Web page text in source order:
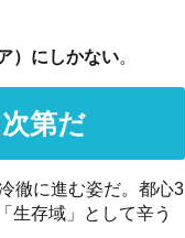
）にしかない。
第だ
徹に進む姿だ。都心3
生存域」として辛う